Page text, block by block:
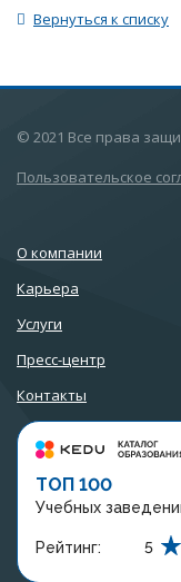
Вернуться к списку
© 2021 Все права
Пользовательское
О компании
Карьера
Услуги
Пресс-центр
Контакты
ТОП 100
Учебных
Рейтинг: 5